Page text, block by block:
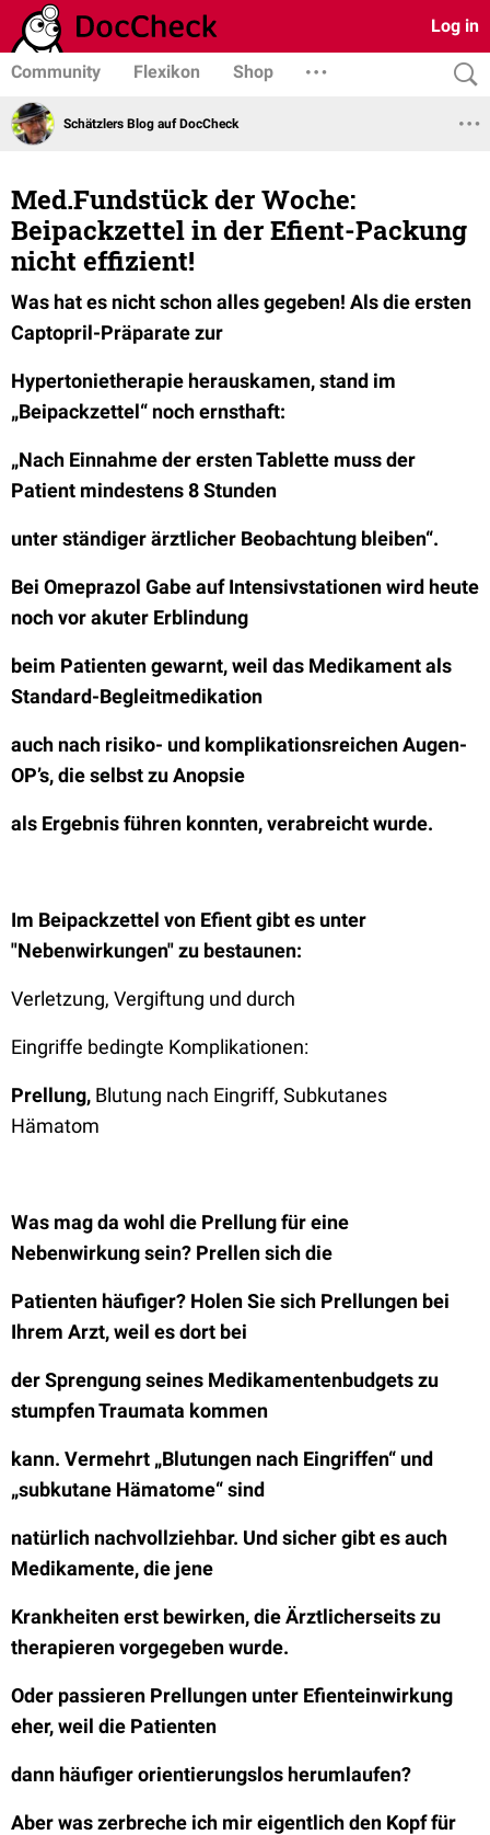
Log in
Community Flexikon Shop
Schätzlers Blog auf DocCheck
Med.Fundstück der Woche:
Beipackzettel in der Efient-Packung
nicht effizient!
Was hat es nicht schon alles gegeben! Als die ersten
Captopril-Präparate zur
Hypertonietherapie herauskamen, stand im
„Beipackzettel“ noch ernsthaft:
„Nach Einnahme der ersten Tablette muss der
Patient mindestens 8 Stunden
unter ständiger ärztlicher Beobachtung bleiben“.
Bei Omeprazol Gabe auf Intensivstationen wird heute
noch vor akuter Erblindung
beim Patienten gewarnt, weil das Medikament als
Standard-Begleitmedikation
auch nach risiko- und komplikationsreichen Augen-
OP’s, die selbst zu Anopsie
als Ergebnis führen konnten, verabreicht wurde.
Im Beipackzettel von Efient gibt es unter
"Nebenwirkungen" zu bestaunen:
Verletzung, Vergiftung und durch
Eingriffe bedingte Komplikationen:
Prellung, Blutung nach Eingriff, Subkutanes
Hämatom
Was mag da wohl die Prellung für eine
Nebenwirkung sein? Prellen sich die
Patienten häufiger? Holen Sie sich Prellungen bei
Ihrem Arzt, weil es dort bei
der Sprengung seines Medikamentenbudgets zu
stumpfen Traumata kommen
kann. Vermehrt „Blutungen nach Eingriffen“ und
„subkutane Hämatome“ sind
natürlich nachvollziehbar. Und sicher gibt es auch
Medikamente, die jene
Krankheiten erst bewirken, die Ärztlicherseits zu
therapieren vorgegeben wurde.
Oder passieren Prellungen unter Efienteinwirkung
eher, weil die Patienten
dann häufiger orientierungslos herumlaufen?
Aber was zerbreche ich mir eigentlich den Kopf für